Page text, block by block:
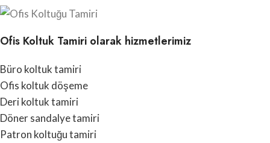
Ofis Koltuk Tamiri olarak hizmetlerimiz
Büro koltuk tamiri
Ofis koltuk döşeme
Deri koltuk tamiri
Döner sandalye tamiri
Patron koltuğu tamiri